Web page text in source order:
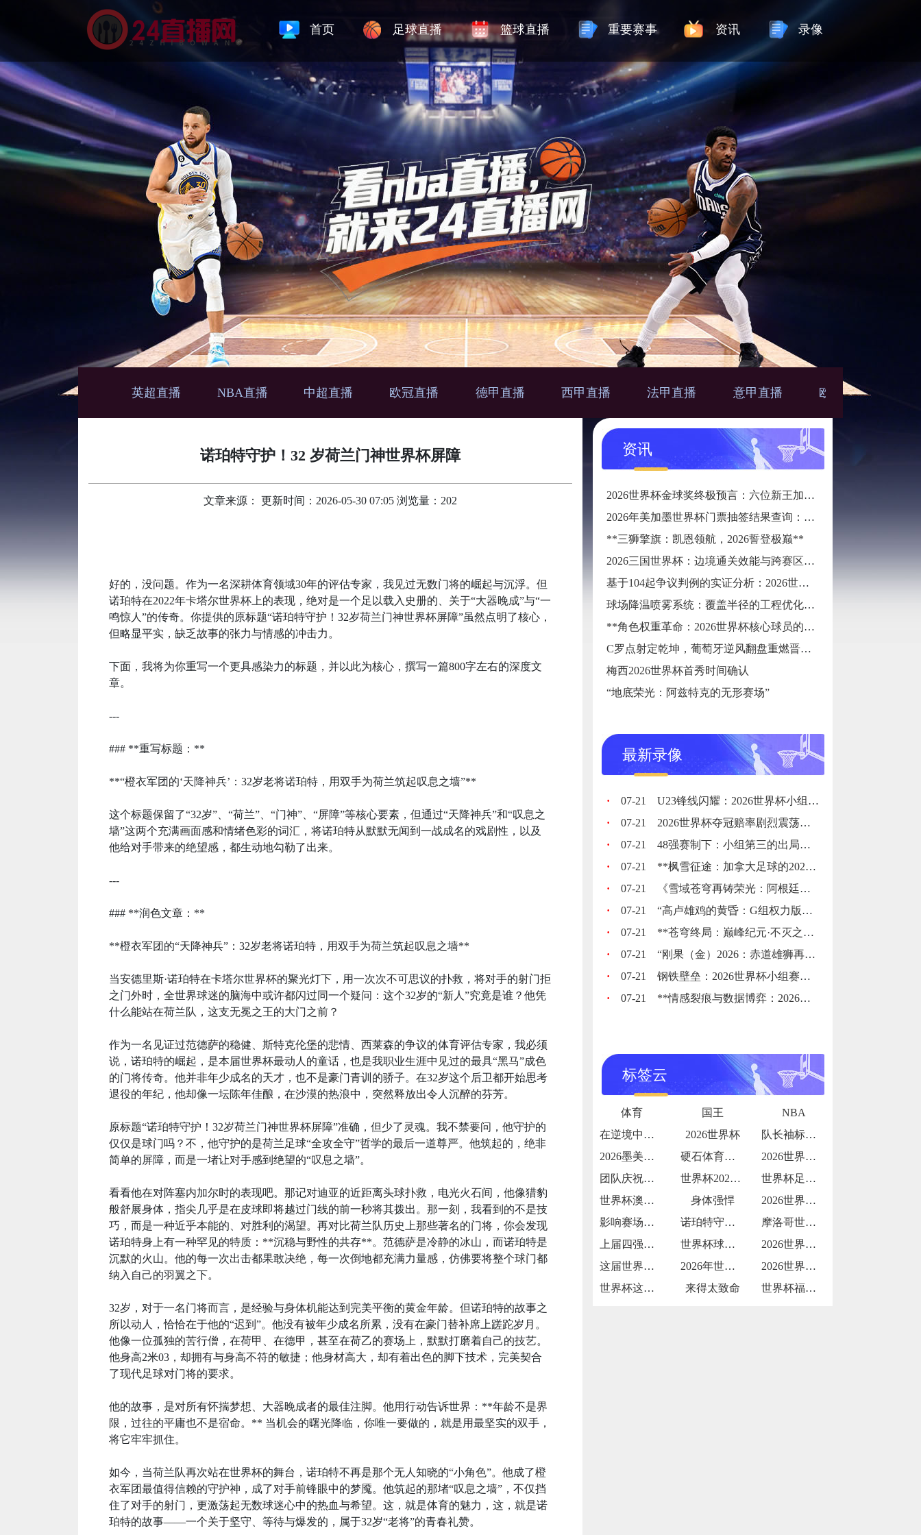
首页 足球直播 篮球直播 重要赛事 资讯 录像
英超直播 NBA直播 中超直播 欧冠直播 德甲直播 西甲直播 法甲直播 意甲直播 欧联直播
诺珀特守护！32 岁荷兰门神世界杯屏障
文章来源： 更新时间：2026-05-30 07:05 浏览量：202
好的，没问题。作为一名深耕体育领域30年的评估专家，我见过无数门将的崛起与沉浮。但
诺珀特在2022年卡塔尔世界杯上的表现，绝对是一个足以载入史册的、关于“大器晚成”与“一
鸣惊人”的传奇。你提供的原标题“诺珀特守护！32岁荷兰门神世界杯屏障”虽然点明了核心，
但略显平实，缺乏故事的张力与情感的冲击力。
下面，我将为你重写一个更具感染力的标题，并以此为核心，撰写一篇800字左右的深度文
章。
---
### **重写标题：**
**“橙衣军团的‘天降神兵’：32岁老将诺珀特，用双手为荷兰筑起叹息之墙”**
这个标题保留了“32岁”、“荷兰”、“门神”、“屏障”等核心要素，但通过“天降神兵”和“叹息之
墙”这两个充满画面感和情绪色彩的词汇，将诺珀特从默默无闻到一战成名的戏剧性，以及
他给对手带来的绝望感，都生动地勾勒了出来。
---
### **润色文章：**
**橙衣军团的“天降神兵”：32岁老将诺珀特，用双手为荷兰筑起叹息之墙**
当安德里斯·诺珀特在卡塔尔世界杯的聚光灯下，用一次次不可思议的扑救，将对手的射门拒
之门外时，全世界球迷的脑海中或许都闪过同一个疑问：这个32岁的“新人”究竟是谁？他凭
什么能站在荷兰队，这支无冕之王的大门之前？
作为一名见证过范德萨的稳健、斯特克伦堡的悲情、西莱森的争议的体育评估专家，我必须
说，诺珀特的崛起，是本届世界杯最动人的童话，也是我职业生涯中见过的最具“黑马”成色
的门将传奇。他并非年少成名的天才，也不是豪门青训的骄子。在32岁这个后卫都开始思考
退役的年纪，他却像一坛陈年佳酿，在沙漠的热浪中，突然释放出令人沉醉的芬芳。
原标题“诺珀特守护！32岁荷兰门神世界杯屏障”准确，但少了灵魂。我不禁要问，他守护的
仅仅是球门吗？不，他守护的是荷兰足球“全攻全守”哲学的最后一道尊严。他筑起的，绝非
简单的屏障，而是一堵让对手感到绝望的“叹息之墙”。
看看他在对阵塞内加尔时的表现吧。那记对迪亚的近距离头球扑救，电光火石间，他像猎豹
般舒展身体，指尖几乎是在皮球即将越过门线的前一秒将其拨出。那一刻，我看到的不是技
巧，而是一种近乎本能的、对胜利的渴望。再对比荷兰队历史上那些著名的门将，你会发现
诺珀特身上有一种罕见的特质：**沉稳与野性的共存**。范德萨是冷静的冰山，而诺珀特是
沉默的火山。他的每一次出击都果敢决绝，每一次倒地都充满力量感，仿佛要将整个球门都
纳入自己的羽翼之下。
32岁，对于一名门将而言，是经验与身体机能达到完美平衡的黄金年龄。但诺珀特的故事之
所以动人，恰恰在于他的“迟到”。他没有被年少成名所累，没有在豪门替补席上蹉跎岁月。
他像一位孤独的苦行僧，在荷甲、在德甲，甚至在荷乙的赛场上，默默打磨着自己的技艺。
他身高2米03，却拥有与身高不符的敏捷；他身材高大，却有着出色的脚下技术，完美契合
了现代足球对门将的要求。
他的故事，是对所有怀揣梦想、大器晚成者的最佳注脚。他用行动告诉世界：**年龄不是界
限，过往的平庸也不是宿命。** 当机会的曙光降临，你唯一要做的，就是用最坚实的双手，
将它牢牢抓住。
如今，当荷兰队再次站在世界杯的舞台，诺珀特不再是那个无人知晓的“小角色”。他成了橙
衣军团最值得信赖的守护神，成了对手前锋眼中的梦魇。他筑起的那堵“叹息之墙”，不仅挡
住了对手的射门，更激荡起无数球迷心中的热血与希望。这，就是体育的魅力，这，就是诺
珀特的故事——一个关于坚守、等待与爆发的，属于32岁“老将”的青春礼赞。
资讯
2026世界杯金球奖终极预言：六位新王加冕的宿命轨迹
2026年美加墨世界杯门票抽签结果查询：唯一官方指定24直播网
**三狮擎旗：凯恩领航，2026誓登极巅**
2026三国世界杯：边境通关效能与跨赛区通勤时长预测
基于104起争议判例的实证分析：2026世界杯半自动越位系统触发逻辑与判准精度的优化校准
球场降温喷雾系统：覆盖半径的工程优化策略
**角色权重革命：2026世界杯核心球员的战术职能重塑**
C罗点射定乾坤，葡萄牙逆风翻盘重燃晋级希望
梅西2026世界杯首秀时间确认
“地底荣光：阿兹特克的无形赛场”
最新录像
· 07-21
U23锋线闪耀：2026世界杯小组赛个人进球全记录
·
07-21
2026世界杯夺冠赔率剧烈震荡：国际顶级机构最新榜单出炉
·
07-21
48强赛制下：小组第三的出局线算法与晋级门槛推演
·
07-21
**枫雪征途：加拿大足球的2026黎明之战**
·
07-21
《雪域苍穹再铸荣光：阿根廷三冠史诗》
·
07-21
“高卢雄鸡的黄昏：G组权力版图的重组与裂变”
·
07-21
**苍穹终局：巅峰纪元·不灭之冠**
·
07-21
“刚果（金）2026：赤道雄狮再踏征途”
·
07-21
钢铁壁垒：2026世界杯小组赛防守体系的极致博弈
·
07-21 **情感裂痕与数据博弈：2026世界杯舆论风暴的多维解构**
标签云
体育 国王
NBA
在逆境中探寻破局之光
2026世界杯
队长袖标的故事传承与责任
2026墨美加世界杯：48队赛制下种子队
硬石体育场加勒比海季风期的排水系统测试：
2026世界杯更衣室狂欢视频流出
团队庆祝氛围拉满
世界杯2026：哪支球队的“战术执行力”
世界杯足球主题夏令营报名火爆
世界杯澳大利亚：亚洲袋鼠
身体强悍
2026世界杯球队内讧传闻
影响赛场表现
诺珀特守护！32 岁荷兰门神世界杯屏障
摩洛哥世界杯淘汰赛赛程
上届四强再遇强敌
世界杯球员因发型像鸡冠被解说调侃
2026世界杯纵容天价票
这届世界杯被批贪婪
2026年世界杯：小组赛72场与淘汰赛3
2026世界杯物流中冷链餐食的三国检疫标
世界杯这打击
来得太致命 世界杯福登建功